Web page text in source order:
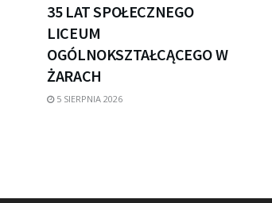
35 LAT SPOŁECZNEGO
LICEUM
OGÓLNOKSZTAŁCĄCEGO W
ŻARACH
5 SIERPNIA 2026